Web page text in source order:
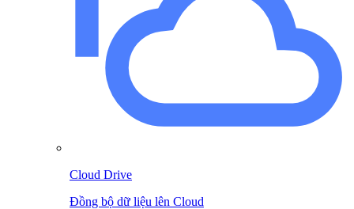
Cloud Drive
Đồng bộ dữ liệu lên Cloud